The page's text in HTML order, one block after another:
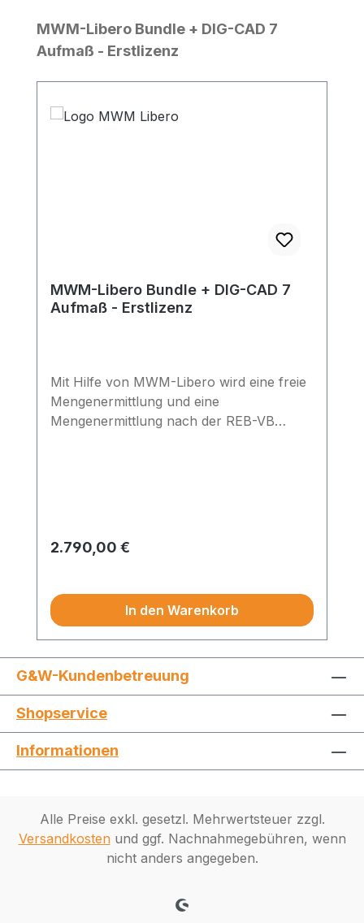
Produktgalerie überspringen
MWM-Libero Bundle + DIG-CAD 7
Aufmaß - Erstlizenz
MWM-Libero Bundle + DIG-CAD 7
Aufmaß - Erstlizenz
Mit Hilfe von MWM-Libero wird eine freie
Mengenermittlung und eine
Mengenermittlung nach der REB-VB
Schnittstelle zur kostenlosen
Smartphone-Anwendung MWM-Piccolo
Smartphone ist integriert. Ein
Wartungsabschluss ist obligatorisch
(34,90 EUR/Monat/Lizenz).MWM-Libero
Bundle + DIG-CAD 7 Aufmaß kann im
Abonnement-Modell betrieben werden.Die
Mindestlaufzeit beträgt 6 Monate, die
Wartung ist enthalten.Preis je Monat und
Lizenz auf Anfrage.
Regulärer Preis:
2.790,00 €
In den Warenkorb
G&W-Kundenbetreuung
Shopservice
Informationen
Alle Preise exkl. gesetzl. Mehrwertsteuer zzgl.
Versandkostenund ggf. Nachnahmegebühren, wenn
nicht anders angegeben.